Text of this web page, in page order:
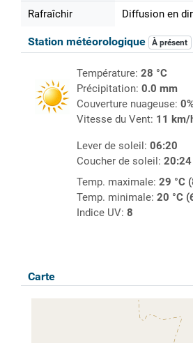
Rafraîchir Diffusion en
Station météorologique À présent
Température: 28 °C
Précipitation: 0.0 mm
Couverture nuageuse:
Vitesse du Vent: 11 km/
Lever de soleil: 06:20
Coucher de soleil: 20:24
Temp. maximale: 29 °C
Temp. minimale: 20 °C
Indice UV: 8
Carte